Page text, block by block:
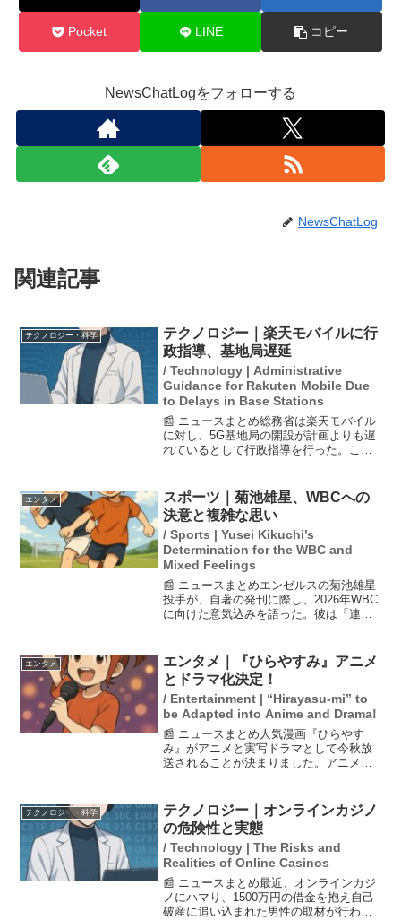
Pocket LINE コピー
NewsChatLogをフォローする
NewsChatLog
関連記事
テクノロジー・科学
テクノロジー｜楽天モバイルに行
政指導、基地局遅延
/ Technology | Administrative
Guidance for Rakuten Mobile Due
to Delays in Base Stations
📰 ニュースまとめ総務省は楽天モバイル
に対し、5G基地局の開設が計画よりも遅
れているとして行政指導を行った。この
標に向けたものであり、現状の進捗に懸
念が示されたも...
エンタメ
スポーツ｜菊池雄星、WBCへの
決意と複雑な思い
/ Sports | Yusei Kikuchi’s
Determination for the WBC and
Mixed Feelings
📰 ニュースまとめエンゼルスの菊池雄星
投手が、自著の発刊に際し、2026年WBC
に向けた意気込みを語った。彼は「連覇
は「複雑な気持ち」とも述べた。自身の
著書では、MLB...
エンタメ
エンタメ｜『ひらやすみ』アニメ
とドラマ化決定！
/ Entertainment | “Hirayasu-mi” to
be Adapted into Anime and Drama!
📰 ニュースまとめ人気漫画『ひらやす
み』がアニメと実写ドラマとして今秋放
送されることが決まりました。アニメ制
ラ」枠で放送されます。物語は、定職や
恋人を...
テクノロジー・科学
テクノロジー｜オンラインカジノ
の危険性と実態
/ Technology | The Risks and
Realities of Online Casinos
📰 ニュースまとめ最近、オンラインカジ
ノにハマり、1500万円の借金を抱え自己
破産に追い込まれた男性の取材が行われ